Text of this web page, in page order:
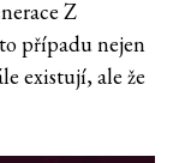
Z
případu nejen
existují, ale že